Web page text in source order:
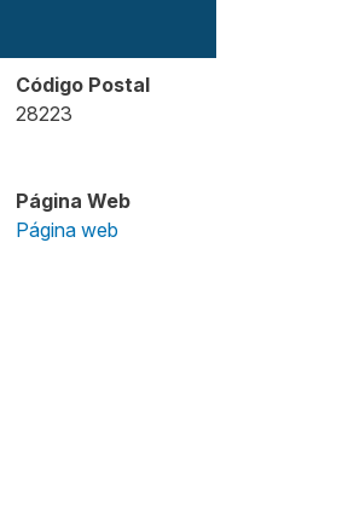
Código Postal
28223
Página Web
Página web